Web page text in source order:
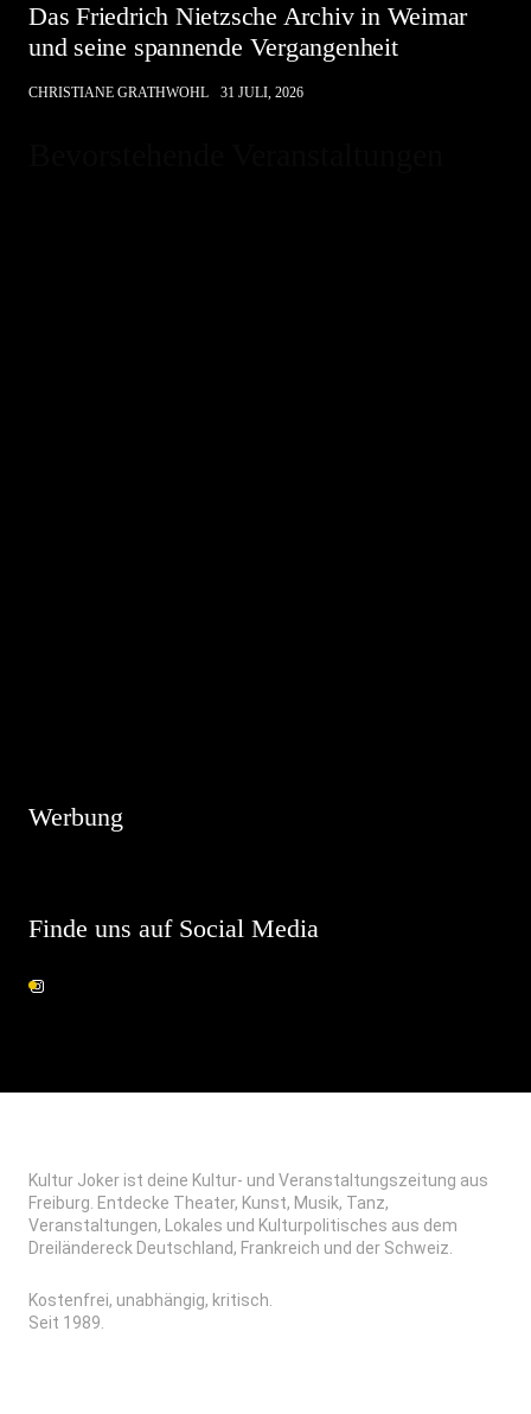
Das Friedrich Nietzsche Archiv in Weimar
und seine spannende Vergangenheit
CHRISTIANE GRATHWOHL 31 JULI, 2026
Werbung
Finde uns auf Social Media
Kultur Joker ist deine Kultur- und Veranstaltungszeitung aus
Freiburg. Entdecke Theater, Kunst, Musik, Tanz,
Veranstaltungen, Lokales und Kulturpolitisches aus dem
Dreiländereck Deutschland, Frankreich und der Schweiz.
Kostenfrei, unabhängig, kritisch.
Seit 1989.